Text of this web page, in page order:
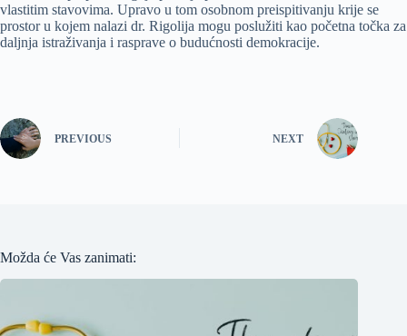
vlastitim stavovima. Upravo u tom osobnom preispitivanju krije se
prostor u kojem nalazi dr. Rigolija mogu poslužiti kao početna točka za
daljnja istraživanja i rasprave o budućnosti demokracije.
PREVIOUS NEXT
Možda će Vas zanimati: